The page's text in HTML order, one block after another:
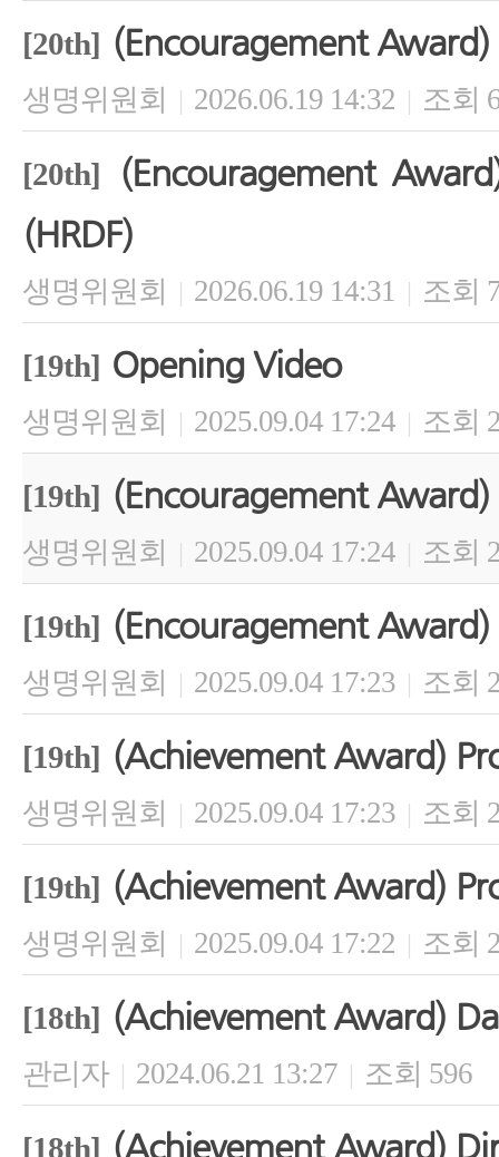
[20th] (Encouragement
생명위원회 | 2026.06.19 14:32 | 조회
[20th]
(Encouragement
(HRDF)
생명위원회 | 2026.06.19 14:31 | 조회
[19th] Opening Video
생명위원회 | 2025.09.04 17:24 | 조회
[19th] (Encouragement Award)
생명위원회 | 2025.09.04 17:24 | 조회
[19th] (Encouragement Award)
생명위원회 | 2025.09.04 17:23 | 조회
[19th] (Achievement Award)
생명위원회 | 2025.09.04 17:23 | 조회
[19th] (Achievement Award)
생명위원회 | 2025.09.04 17:22 | 조회
[18th] (Achievement Award)
관리자 | 2024.06.21 13:27 | 조회 596
[18th] (Achievement Award)